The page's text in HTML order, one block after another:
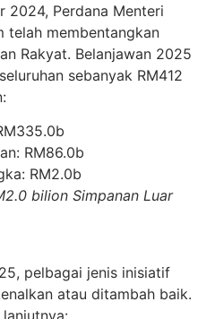
2024, Perdana Menteri
telah membentangkan
Rakyat. Belanjawan 2025
sebanyak RM412
RM86.0b
RM2.0b
bilion Simpanan Luar
pelbagai jenis inisiatif
atau ditambah baik.